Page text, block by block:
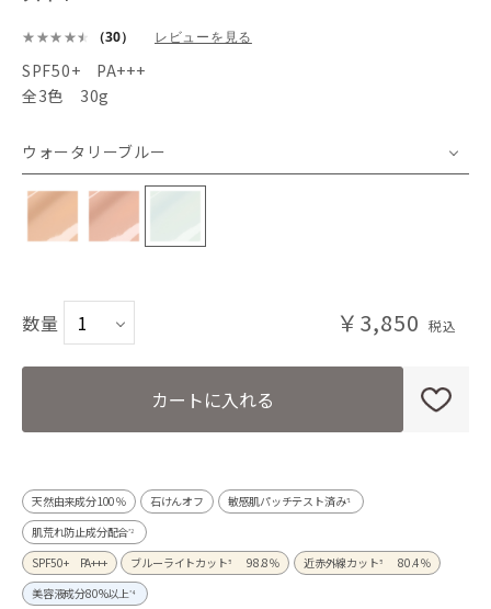
数量 ￥3,850
（30） レビューを見る
SPF50+ PA+++
全3色 30g
ナチュラルベージュ
ウォータリーブルー
ウォータリーブルー
カートに入れる
天然由来成分100％ 石けんオフ 敏感肌パッチテスト済み*1
肌荒れ防止成分配合*2
SPF50+ PA+++ ブルーライトカット*3 98.8％ 近赤外線カット*3
80.4％
美容液成分80%以上*4